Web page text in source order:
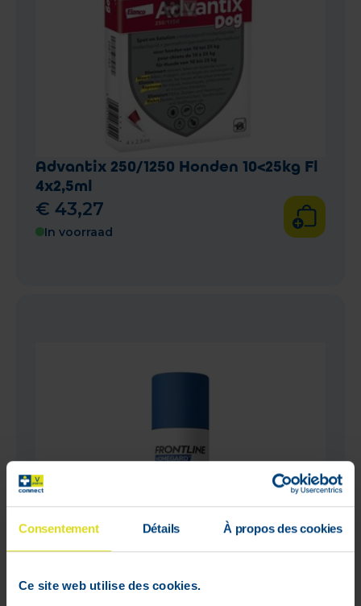
Consentement Détails À propos des cookies
Ce site web utilise des cookies.
Advantix 250/1250 Honden 10<25kg Fl
4x2,5ml
€ 43,27
In voorraad